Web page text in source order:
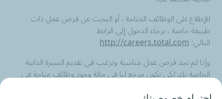
للإطلاع على الوظائف المتاحة ، أو البحث عن فرص عمل ذات
طبيعة خاصة ، برجاء الدخول إلى الرابط
التالي:http://careers.total.com
وإذا لم تجد فرص عمل مناسبة وترغب في تقديم السيرة الذاتية
الخاصة بك لكي تكون مرجع لنا في حالة وجود وظائف متاحة في